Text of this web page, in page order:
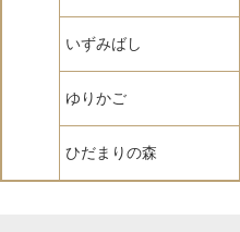
いずみばし
ゆりかご
ひだまりの森